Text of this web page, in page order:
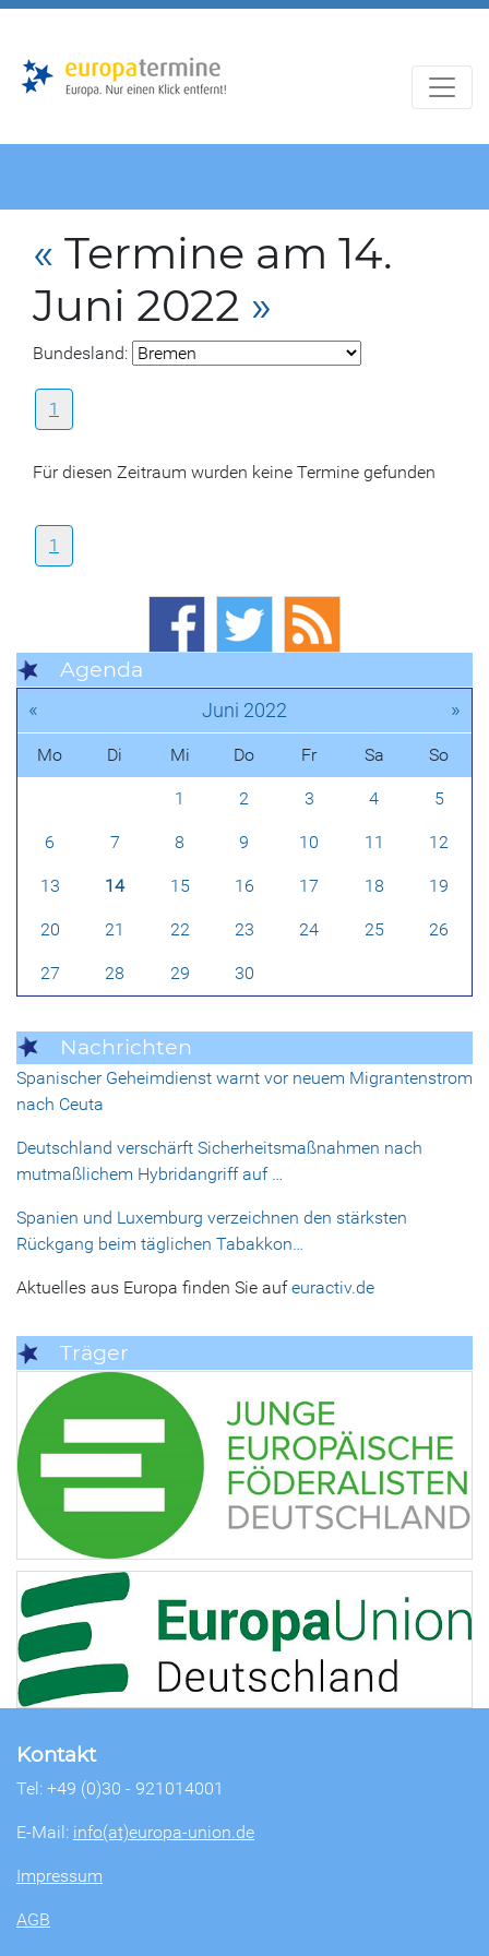
« Termine am 14.
Juni 2022 »
Bundesland:
1
Für diesen Zeitraum wurden keine Termine gefunden
1
Agenda
« Juni 2022 »
Mo Di Mi Do Fr Sa So
1 2 3 4 5
6 7 8 9 10 11 12
13 14 15 16 17 18 19
20 21 22 23 24 25 26
27 28 29 30
Nachrichten
Spanischer Geheimdienst warnt vor neuem Migrantenstrom
nach Ceuta
Deutschland verschärft Sicherheitsmaßnahmen nach
mutmaßlichem Hybridangriff auf …
Spanien und Luxemburg verzeichnen den stärksten
Rückgang beim täglichen Tabakkon…
Aktuelles aus Europa finden Sie aufeuractiv.de
Träger
Kontakt
Tel: +49 (0)30 - 921014001
E-Mail: info(at)europa-union.de
Impressum
AGB